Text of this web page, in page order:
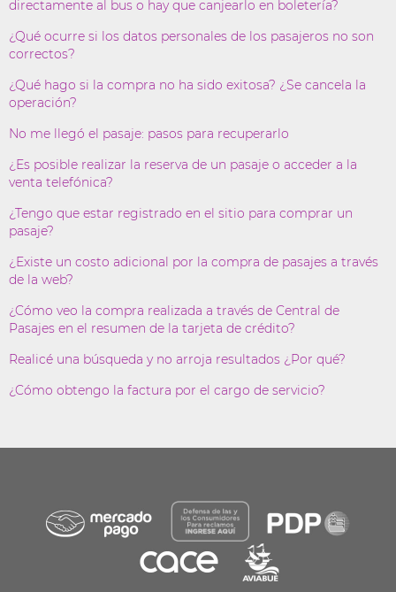
directamente al bus o hay que canjearlo en boletería?
¿Qué ocurre si los datos personales de los pasajeros no son
correctos?
¿Qué hago si la compra no ha sido exitosa? ¿Se cancela la
operación?
No me llegó el pasaje: pasos para recuperarlo
¿Es posible realizar la reserva de un pasaje o acceder a la
venta telefónica?
¿Tengo que estar registrado en el sitio para comprar un
pasaje?
¿Existe un costo adicional por la compra de pasajes a través
de la web?
¿Cómo veo la compra realizada a través de Central de
Pasajes en el resumen de la tarjeta de crédito?
Realicé una búsqueda y no arroja resultados ¿Por qué?
¿Cómo obtengo la factura por el cargo de servicio?